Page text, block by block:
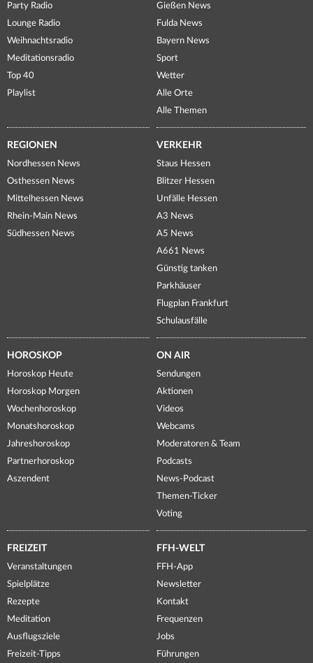
Party Radio
Lounge Radio
Weihnachtsradio
Meditationsradio
Top 40
Playlist
Gießen News
Fulda News
Bayern News
Sport
Wetter
Alle Orte
Alle Themen
REGIONEN
Nordhessen News
Osthessen News
Mittelhessen News
Rhein-Main News
Südhessen News
VERKEHR
Staus Hessen
Blitzer Hessen
Unfälle Hessen
A3 News
A5 News
A661 News
Günstig tanken
Parkhäuser
Flugplan Frankfurt
Schulausfälle
HOROSKOP
Horoskop Heute
Horoskop Morgen
Wochenhoroskop
Monatshoroskop
Jahreshoroskop
Partnerhoroskop
Aszendent
ON AIR
Sendungen
Aktionen
Videos
Webcams
Moderatoren & Team
Podcasts
News-Podcast
Themen-Ticker
Voting
FREIZEIT
Veranstaltungen
Spielplätze
Rezepte
Meditation
Ausflugsziele
Freizeit-Tipps
FFH-WELT
FFH-App
Newsletter
Kontakt
Frequenzen
Jobs
Führungen